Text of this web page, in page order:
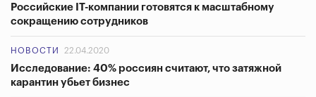
Российские IT-компании готовятся к масштабному
сокращению сотрудников
НОВОСТИ 22.04.2020
Исследование: 40% россиян считают, что затяжной
карантин убьет бизнес